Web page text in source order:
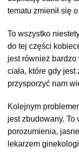
tematu zmienił się
To wszystko
do tej części
jest również
ciała, które gdy
przysporzyć nam
Kolejnym
jest zbudowany.
porozumienia,
lekarzem